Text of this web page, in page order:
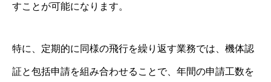
すことが可能になります。
特に、定期的に同様の飛行を繰り返す業務では、機体認
証と包括申請を組み合わせることで、年間の申請工数を